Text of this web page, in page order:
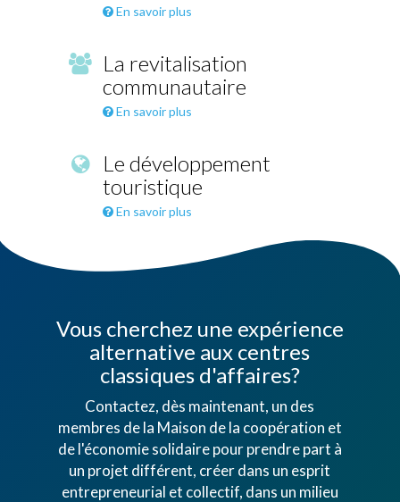
En savoir plus
La revitalisation
communautaire
En savoir plus
Le développement
touristique
En savoir plus
Vous cherchez une expérience
alternative aux centres
classiques d'affaires?
Contactez, dès maintenant, un des
membres de la Maison de la coopération et
de l'économie solidaire pour prendre part à
un projet différent, créer dans un esprit
entrepreneurial et collectif, dans un milieu